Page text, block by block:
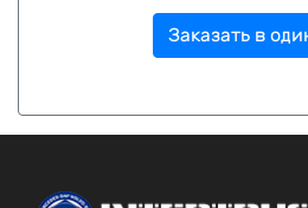
Заказать в